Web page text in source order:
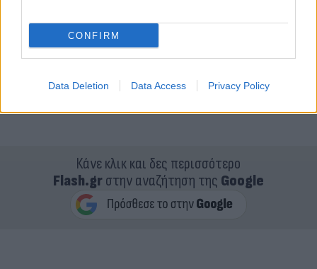
CONFIRM
Data Deletion Data Access Privacy Policy
Κάνε κλικ και δες περισσότερο
Flash.grστην αναζήτηση της Google